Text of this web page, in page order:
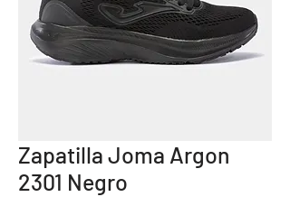
Zapatilla Joma Argon
2301 Negro